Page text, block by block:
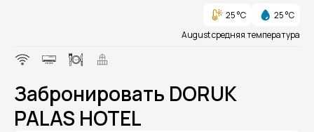
25 °C
25 °C
August средняя температура
Забронировать DORUK
PALAS HOTEL